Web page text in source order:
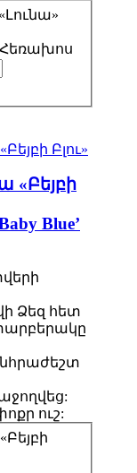
Հեռախոս
«Բեյբի
Blue’
Ձեզ հետ
ուշ: